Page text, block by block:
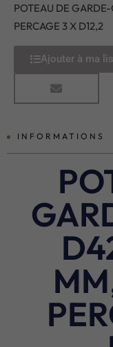
POTEAU DE
PERCAGE 3 X D12,2
Ajouter à ma
INFORMATIONS